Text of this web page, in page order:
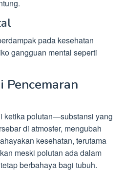
pada kesehatan
gangguan mental seperti
Pencemaran
ketika polutan—substansi yang
di atmosfer, mengubah
kesehatan, terutama
meski polutan ada dalam
berbahaya bagi tubuh.